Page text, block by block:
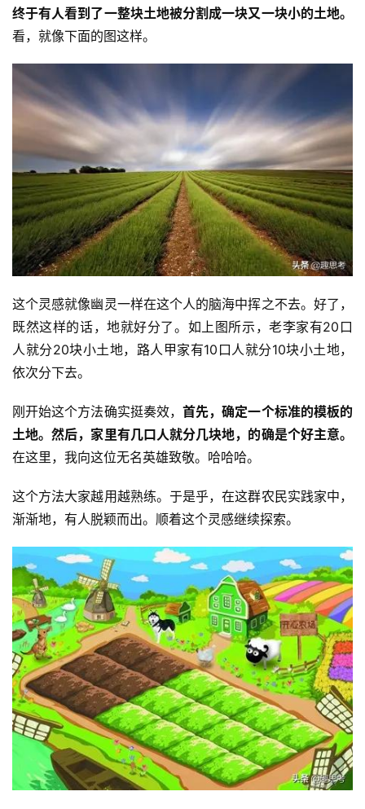
终于有人看到了一整块土地被分割成一块又一块小的土地。
看，就像下面的图这样。
这个灵感就像幽灵一样在这个人的脑海中挥之不去。好了，
既然这样的话，地就好分了。如上图所示，老李家有20口
人就分20块小土地，路人甲家有10口人就分10块小土地，
依次分下去。
刚开始这个方法确实挺奏效，首先，确定一个标准的模板的
土地。然后，家里有几口人就分几块地，的确是个好主意。
在这里，我向这位无名英雄致敬。哈哈哈。
这个方法大家越用越熟练。于是乎，在这群农民实践家中，
渐渐地，有人脱颖而出。顺着这个灵感继续探索。